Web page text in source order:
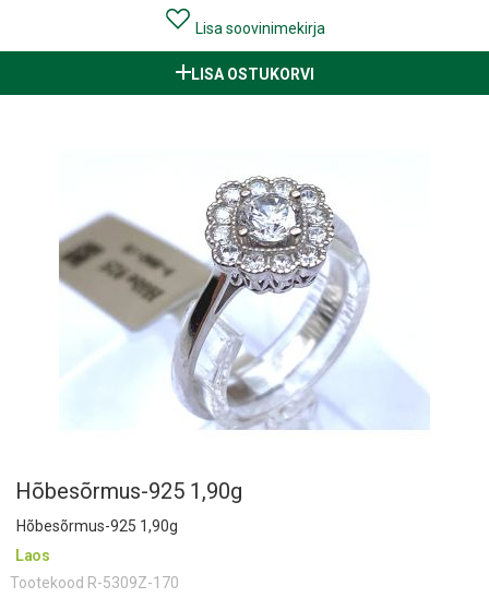
Lisa soovinimekirja
LISA OSTUKORVI
Hõbesõrmus-925 1,90g
Hõbesõrmus-925 1,90g
Laos
Tootekood R-5309Z-170